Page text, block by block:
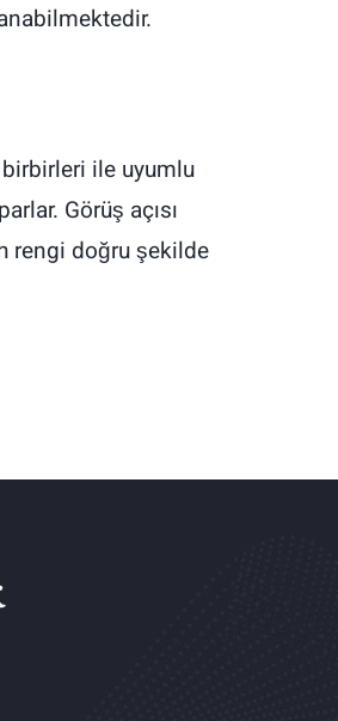
ile uyumlu
Görüş açısı
rengi doğru şekilde